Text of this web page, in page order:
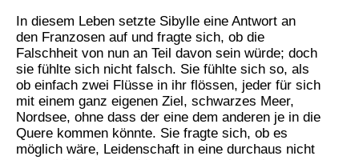
In diesem Leben setzte Sibylle eine Antwort an
den Franzosen auf und fragte sich, ob die
Falschheit von nun an Teil davon sein würde; doch
sie fühlte sich nicht falsch. Sie fühlte sich so, als
ob einfach zwei Flüsse in ihr flössen, jeder für sich
mit einem ganz eigenen Ziel, schwarzes Meer,
Nordsee, ohne dass der eine dem anderen je in die
Quere kommen könnte. Sie fragte sich, ob es
möglich wäre, Leidenschaft in eine durchaus nicht